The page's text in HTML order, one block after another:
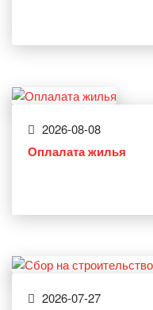
2026-08-08
Оплалата жилья
2026-07-27